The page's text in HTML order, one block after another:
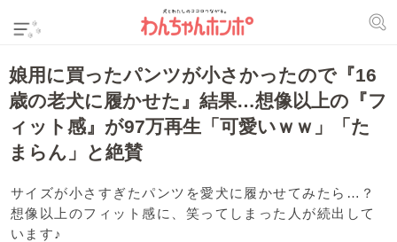
娘用に買ったパンツが小さかったので『16
歳の老犬に履かせた』結果…想像以上の『フ
ィット感』が97万再生「可愛いｗｗ」「た
まらん」と絶賛
サイズが小さすぎたパンツを愛犬に履かせてみたら…？
想像以上のフィット感に、笑ってしまった人が続出して
います♪